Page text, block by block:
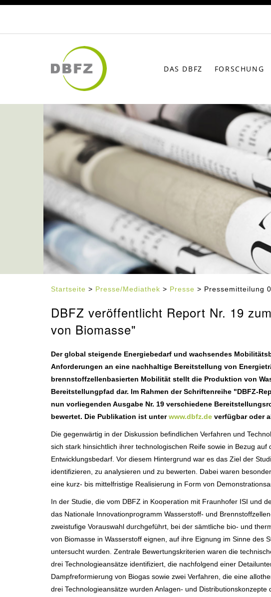
DAS DBFZ FORSCHUNG
Startseite > Presse/Mediathek > Presse > Pressemitteilung
DBFZ veröffentlicht Report Nr. 19
von Biomasse"
Der global steigende Energiebedarf und wachsendes
Anforderungen an eine nachhaltige Bereitstellung von
brennstoffzellenbasierten Mobilität stellt die Produktion von
Bereitstellungpfad dar. Im Rahmen der Schriftenreihe "DBFZ-
nun vorliegenden Ausgabe Nr. 19 verschiedene
bewertet. Die Publikation ist unterwww.dbfz.de verfügbar oder
Die gegenwärtig in der Diskussion befindlichen Verfahren und
sich stark hinsichtlich ihrer technologischen Reife sowie in Bezug
Entwicklungsbedarf. Vor diesem Hintergrund war es das Ziel der
identifizieren, zu analysieren und zu bewerten. Dabei waren
eine kurz- bis mittelfristige Realisierung in Form von
In der Studie, die vom DBFZ in Kooperation mit Fraunhofer ISI und
das Nationale Innovationprogramm Wasserstoff- und
zweistufige Vorauswahl durchgeführt, bei der sämtliche bio- und
von Biomasse in Wasserstoff eignen, auf ihre Eignung im Sinne des
untersucht wurden. Zentrale Bewertungskriterien waren die
drei Technologieansätze identifiziert, die nachfolgend einer
Dampfreformierung von Biogas sowie zwei Verfahren, die eine
drei Technologieansätze wurden Anlagen- und